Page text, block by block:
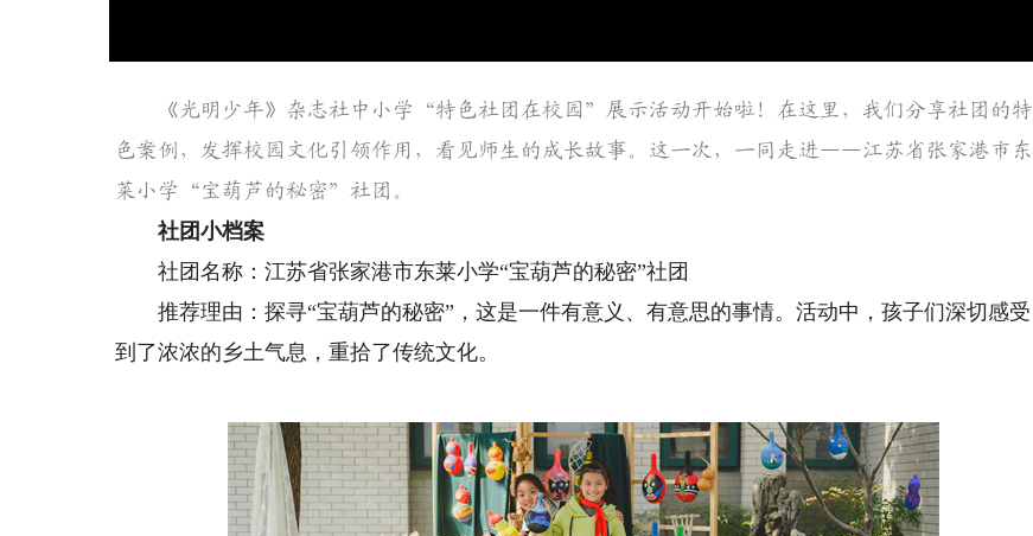
《光明少年》杂志社中小学“特色社团在校园”展示活动开始啦！在这里，我们分享社团的特
色案例，发挥校园文化引领作用，看见师生的成长故事。这一次，一同走进——江苏省张家港市东
莱小学“宝葫芦的秘密”社团。
社团小档案
社团名称：江苏省张家港市东莱小学“宝葫芦的秘密”社团
推荐理由：探寻“宝葫芦的秘密”，这是一件有意义、有意思的事情。活动中，孩子们深切感受
到了浓浓的乡土气息，重拾了传统文化。